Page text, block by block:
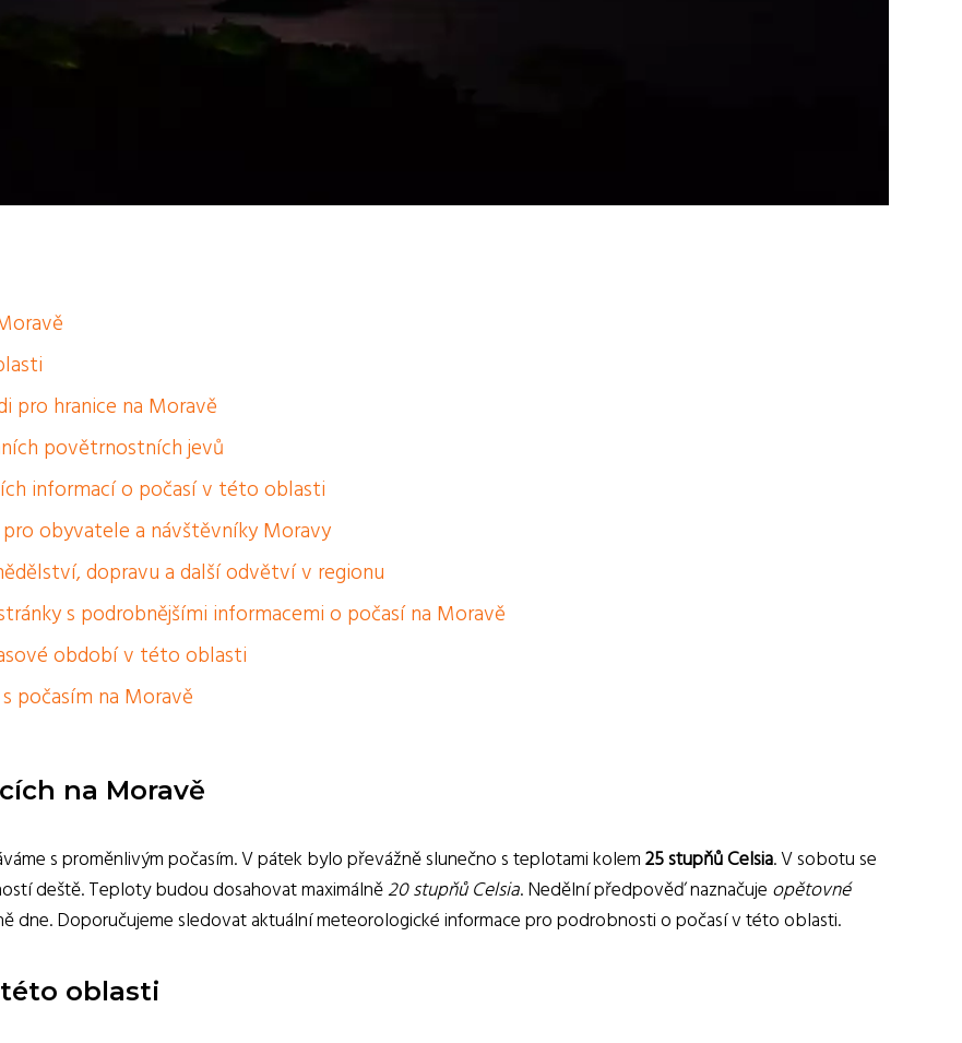
pro hranice na Moravě
povětrnostních jevů
informací o počasí v této oblasti
obyvatele a návštěvníky Moravy
dopravu a další odvětví v regionu
s podrobnějšími informacemi o počasí na Moravě
období v této oblasti
počasím na Moravě
na Moravě
s proměnlivým počasím. V pátek bylo převážně slunečno s teplotami kolem25 stupňů Celsia. V sobotu se
deště. Teploty budou dosahovat maximálně20 stupňů Celsia. Nedělní předpověď naznačuje opětovné
dne. Doporučujeme sledovat aktuální meteorologické informace pro podrobnosti o počasí v této oblasti.
oblasti